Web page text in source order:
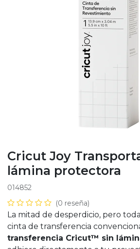
Cricut Joy
lámina protectora
014852
(0 reseña)
La mitad de desperdicio, pero
cinta de transferencia
transferencia Cricut™ sin